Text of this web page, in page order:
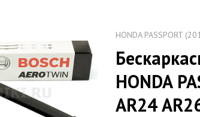
HONDA PASSPORT
HONDA
AR24